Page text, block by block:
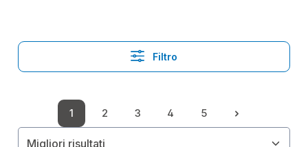
Filtro
Pagina
1
Pagina
2
Pagina
3
Pagina
4
Pagina
5